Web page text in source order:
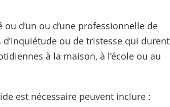
ou d’un ou d’une professionnelle de
ou de tristesse qui durent
à la maison, à l’école ou au
est nécessaire peuvent inclure :